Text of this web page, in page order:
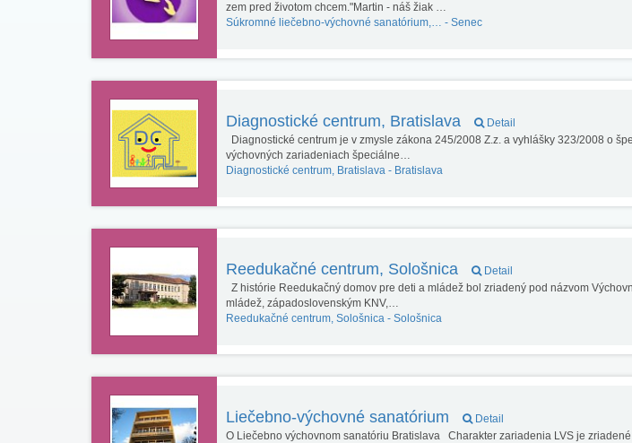
zem pred životom chcem."Martin - náš žiak …
Súkromné liečebno-výchovné sanatórium,… - Senec
Diagnostické centrum, Bratislava
Detail
Diagnostické centrum je v zmysle zákona 245/2008 Z.z. a vyhlášky 323/2008 o
výchovných zariadeniach špeciálne…
Diagnostické centrum, Bratislava - Bratislava
Reedukačné centrum, Sološnica
Detail
Z histórie Reedukačný domov pre deti a mládež bol zriadený pod názvom
mládež, západoslovenským KNV,…
Reedukačné centrum, Sološnica - Sološnica
Liečebno-výchovné sanatórium
Detail
O Liečebno výchovnom sanatóriu Bratislava Charakter zariadenia LVS je